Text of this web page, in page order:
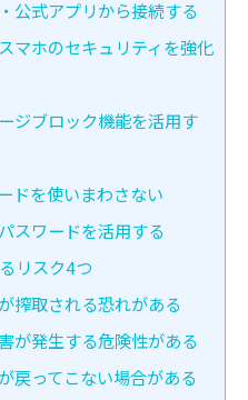
公式アプリから接続する
マホのセキュリティを強化
ジブロック機能を活用す
ドを使いまわさない
スワードを活用する
リスク4つ
搾取される恐れがある
が発生する危険性がある
戻ってこない場合がある